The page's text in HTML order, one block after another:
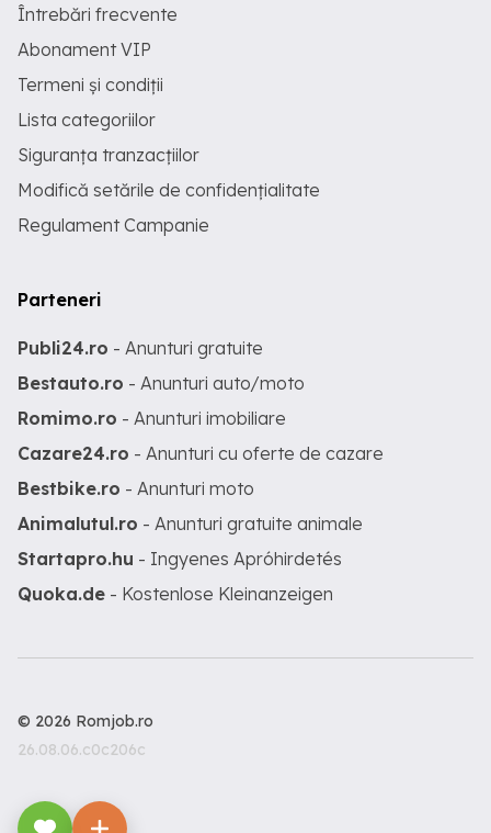
Întrebări frecvente
Abonament VIP
Termeni și condiții
Lista categoriilor
Siguranța tranzacțiilor
Modifică setările de confidențialitate
Regulament Campanie
Parteneri
Publi24.ro - Anunturi gratuite
Bestauto.ro - Anunturi auto/moto
Romimo.ro - Anunturi imobiliare
Cazare24.ro - Anunturi cu oferte de cazare
Bestbike.ro - Anunturi moto
Animalutul.ro - Anunturi gratuite animale
Startapro.hu - Ingyenes Apróhirdetés
Quoka.de - Kostenlose Kleinanzeigen
© 2026 Romjob.ro
26.08.06.c0c206c